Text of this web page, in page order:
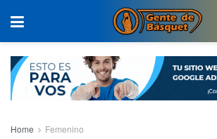
Home Femenino